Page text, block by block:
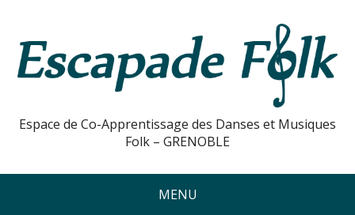
Espace de Co-Apprentissage des Danses et Musiques
Folk – GRENOBLE
MENU